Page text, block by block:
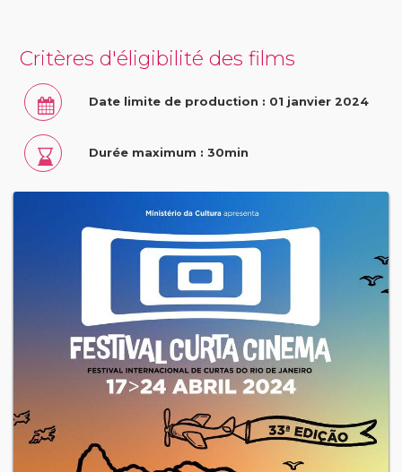
Critères d'éligibilité des films
Date limite de production : 01 janvier 2024
Durée maximum : 30min